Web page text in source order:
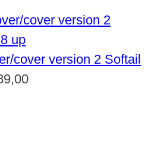
cover version 2 Softail